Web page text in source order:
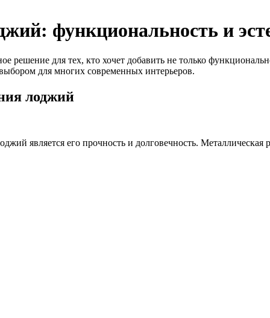
функциональность и
решение для тех, кто хочет добавить не только
для многих современных интерьеров.
лоджий
является его прочность и долговечность.